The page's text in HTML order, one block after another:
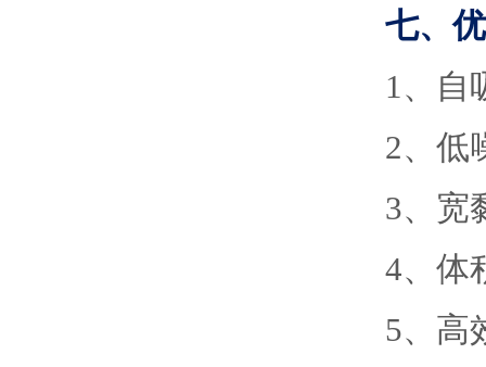
七、
1、
自
2、 低
3、 宽
4、 体
5、 高